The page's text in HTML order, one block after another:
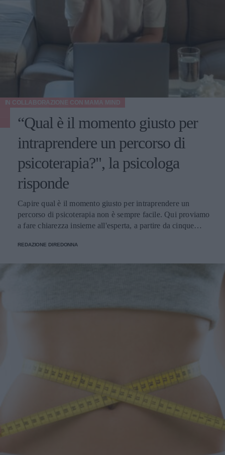
“Qual è il momento giusto per
intraprendere un percorso di
psicoterapia?", la psicologa
risponde
Capire qual è il momento giusto per intraprendere un
percorso di psicoterapia non è sempre facile. Qui proviamo
a fare chiarezza insieme all'esperta, a partire da cinque
IN COLLABORAZIONE CON MAMA MIND
REDAZIONE DIREDONNA